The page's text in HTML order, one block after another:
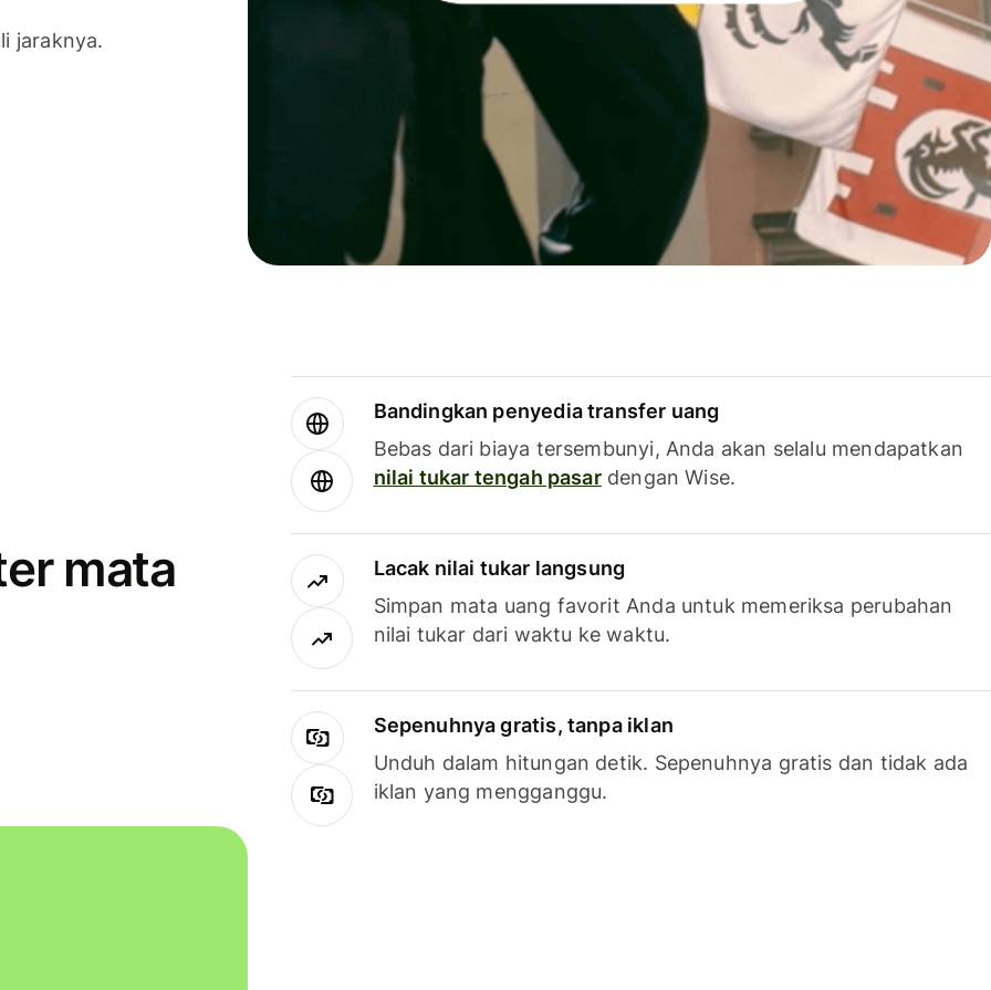
jaraknya.
mata
Bandingkan penyedia transfer uang
Bebas dari biaya tersembunyi, Anda akan selalu mendapatkan
nilai tukar tengah pasardengan Wise.
Lacak nilai tukar langsung
Simpan mata uang favorit Anda untuk memeriksa perubahan
nilai tukar dari waktu ke waktu.
Sepenuhnya gratis, tanpa iklan
Unduh dalam hitungan detik. Sepenuhnya gratis dan tidak ada
iklan yang mengganggu.